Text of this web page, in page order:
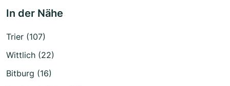
In der Nähe
Trier (107)
Wittlich (22)
Bitburg (16)